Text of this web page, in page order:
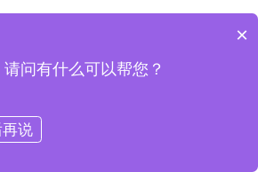
×
问有什么可以帮您？
说